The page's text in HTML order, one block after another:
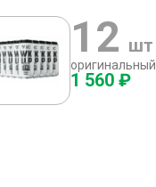
12 шт
оригинальный
1 560 ₽